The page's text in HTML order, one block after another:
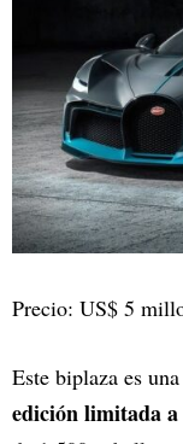
Precio: US$ 5
Este biplaza es
edición limitada a